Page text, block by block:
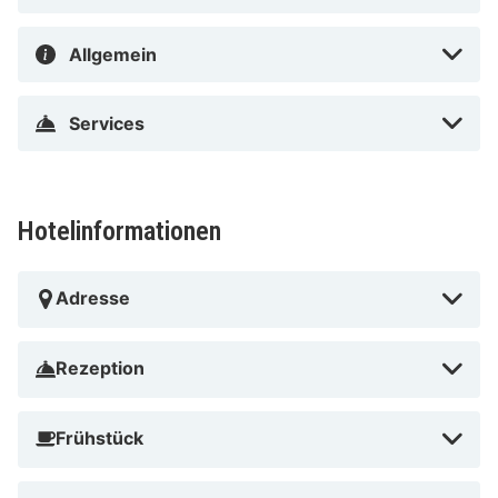
Allgemein
Services
Hotelinformationen
Adresse
Rezeption
Frühstück